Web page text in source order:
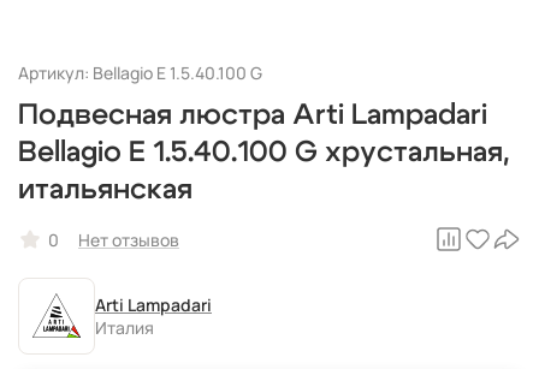
Артикул: Bellagio E 1.5.40.100 G
Подвесная люстра Arti Lampadari
Bellagio E 1.5.40.100 G хрустальная,
итальянская
0 Нет отзывов
Arti Lampadari
Италия